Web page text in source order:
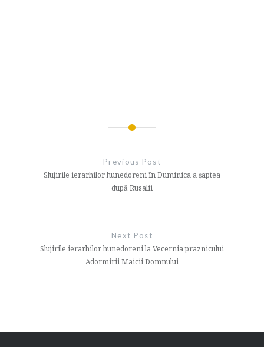
articole
Previous Post
Slujirile ierarhilor hunedoreni în Duminica a șaptea
după Rusalii
Next Post
Slujirile ierarhilor hunedoreni la Vecernia praznicului
Adormirii Maicii Domnului